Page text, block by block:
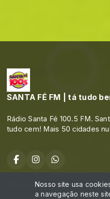
SANTA FÉ FM | tá tudo
Rádio Santa Fé 100.5 FM.
tudo cem! Mais 50 cidades
Todos os direitos reservados.
Nosso site usa
a navegação neste